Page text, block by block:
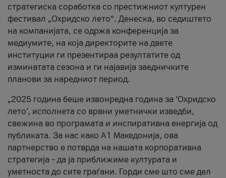
стратегиска соработка со престижниот културен
фестивал „Охридско лето“. Денеска, во седиштето
на компанијата, се одржа конференција за
медиумите, на која директорите на двете
институции ги презентираа резултатите од
изминатата сезона и ги најавија заедничките
планови за наредниот период.
„2025 година беше извонредна година за ‘Охридско
лето’, исполнета со врвни уметнички изведби,
свежина во програмата и инспиративна енергија од
публиката. За нас како A1 Македонија, ова
партнерство е потврда на нашата корпоративна
стратегија – да ја приближиме културата и
уметноста до сите граѓани. Горди сме што сме дел